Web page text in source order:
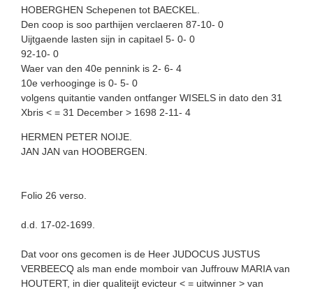
HOBERGHEN Schepenen tot BAECKEL.
Den coop is soo parthijen verclaeren 87-10- 0
Uijtgaende lasten sijn in capitael 5- 0- 0
92-10- 0
Waer van den 40e pennink is 2- 6- 4
10e verhooginge is 0- 5- 0
volgens quitantie vanden ontfanger WISELS in dato den 31
Xbris < = 31 December > 1698 2-11- 4
HERMEN PETER NOIJE.
JAN JAN van HOOBERGEN.
Folio 26 verso.
d.d. 17-02-1699.
Dat voor ons gecomen is de Heer JUDOCUS JUSTUS
VERBEECQ als man ende momboir van Juffrouw MARIA van
HOUTERT, in dier qualiteijt evicteur < = uitwinner > van